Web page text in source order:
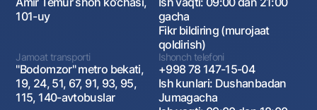
101-uy
gacha
Fikr bildiring (murojaat
qoldirish)
Jamoat transporti
"Bodomzor" metro bekati,
19, 24, 51, 67, 91, 93, 95,
115, 140-avtobuslar
Ishonch telefoni
+998 78 147-15-04
Ish kunlari: Dushanbadan
Jumagacha